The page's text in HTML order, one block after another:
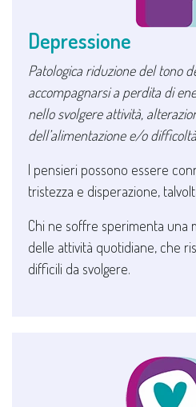
Depressione
Patologica riduzione del tono
accompagnarsi a perdita di
nello svolgere attività,
dell’alimentazione e/o
I pensieri possono essere
tristezza e disperazione,
Chi ne soffre sperimenta una
delle attività quotidiane, che
difficili da svolgere.